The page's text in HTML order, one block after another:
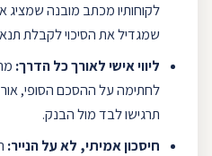
לקוחותיו מכתב מובנה שמציג
שמגדיל את הסיכוי לקבלת
ליווי אישי לאורך כל הדרך:
לחתימה על ההסכם הסופי,
תרגישו לבד מול הבנק.
חיסכון אמיתי, לא על הנייר: